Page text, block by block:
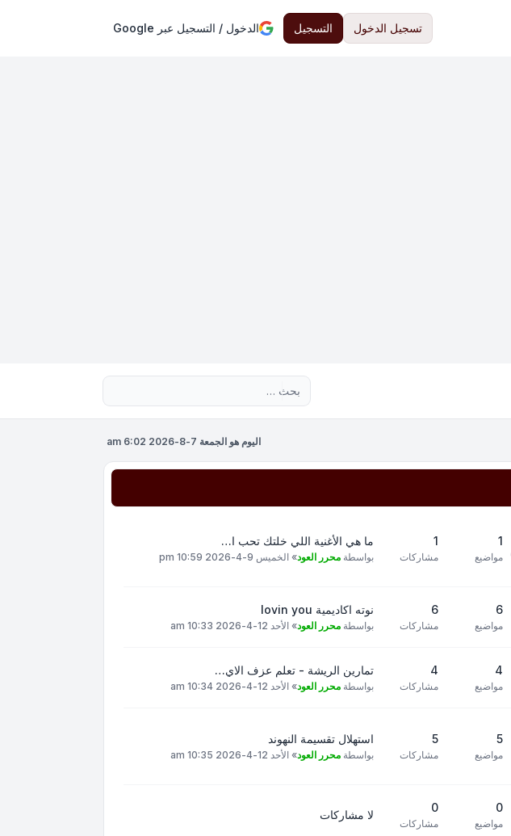
تسجيل الدخول التسجيل الدخول / التسجيل عبر Google
اليوم هو الجمعة 7-8-2026 6:02 am
1
مواضيع
1
مشاركات
ما هي الأغنية اللي خلتك تحب ا…
بواسطة محرر العود» الخميس 9-4-2026 10:59 pm
6
مواضيع
6
مشاركات
نوته اكاديمية lovin you
بواسطة محرر العود» الأحد 12-4-2026 10:33 am
4
مواضيع
4
مشاركات
تمارين الريشة - تعلم عزف الاي…
بواسطة محرر العود» الأحد 12-4-2026 10:34 am
5
مواضيع
5
مشاركات
استهلال تقسيمة النهوند
بواسطة محرر العود» الأحد 12-4-2026 10:35 am
0
مواضيع
0
مشاركات
لا مشاركات